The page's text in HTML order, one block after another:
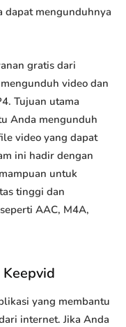
dapat mengunduhnya
gratis dari
video dan
Tujuan utama
Anda mengunduh
video yang dapat
ini hadir dengan
untuk
tinggi dan
AAC, M4A,
yang membantu
internet. Jika Anda